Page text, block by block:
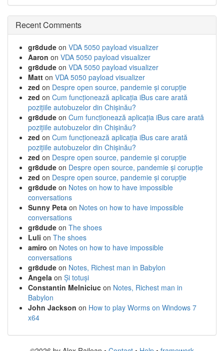
Recent Comments
gr8dude on VDA 5050 payload visualizer
Aaron on VDA 5050 payload visualizer
gr8dude on VDA 5050 payload visualizer
Matt on VDA 5050 payload visualizer
zed on Despre open source, pandemie și corupție
zed on Cum funcționează aplicația iBus care arată
pozițiile autobuzelor din Chișinău?
gr8dude on Cum funcționează aplicația iBus care arată
pozițiile autobuzelor din Chișinău?
zed on Cum funcționează aplicația iBus care arată
pozițiile autobuzelor din Chișinău?
zed on Despre open source, pandemie și corupție
gr8dude on Despre open source, pandemie și corupție
zed on Despre open source, pandemie și corupție
gr8dude on Notes on how to have impossible
conversations
Sunny Peta on Notes on how to have impossible
conversations
gr8dude on The shoes
Luli on The shoes
amiro on Notes on how to have impossible
conversations
gr8dude on Notes, Richest man in Babylon
Angela on Și totuși
Constantin Melniciuc on Notes, Richest man in
Babylon
John Jackson on How to play Worms on Windows 7
x64